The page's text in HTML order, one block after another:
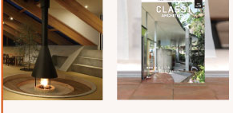
1. ワンストップで解決策をご提案
金属建材の設計から製造・施工ま
まりまで、お客様のご要望に合わせ
2. 高い意匠性と堅牢・操作性